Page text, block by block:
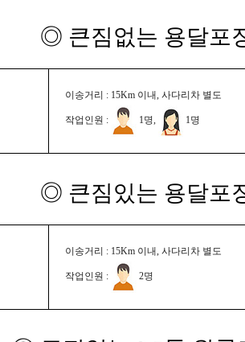
◎ 큰짐없는 용달포
이송거리 : 15Km 이내, 사다리차 별도
작업인원 : 1명, 1명
◎ 큰짐있는 용달포
이송거리 : 15Km 이내, 사다리차 별도
작업인원 : 2명